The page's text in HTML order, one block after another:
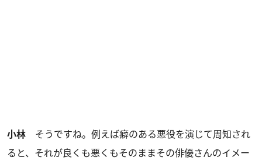
小林 そうですね。例えば癖のある悪役を演じて周知され
ると、それが良くも悪くもそのままその俳優さんのイメー